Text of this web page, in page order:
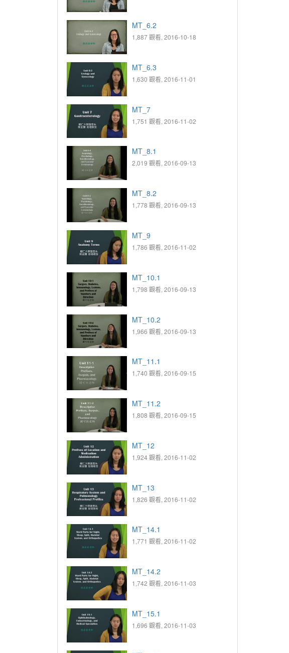
MT_6.2
1,887 觀看, 2016-10-18
MT_6.3
1,630 觀看, 2016-11-01
MT_7
1,751 觀看, 2016-11-02
MT_8.1
2,019 觀看, 2016-09-13
MT_8.2
1,778 觀看, 2016-09-13
MT_9
1,786 觀看, 2016-11-02
MT_10.1
1,798 觀看, 2016-09-13
MT_10.2
1,966 觀看, 2016-09-13
MT_11.1
1,740 觀看, 2016-09-15
MT_11.2
1,808 觀看, 2016-09-15
MT_12
1,924 觀看, 2016-11-02
MT_13
1,826 觀看, 2016-11-02
MT_14.1
1,771 觀看, 2016-11-02
MT_14.2
1,742 觀看, 2016-11-03
MT_15.1
1,696 觀看, 2016-11-03